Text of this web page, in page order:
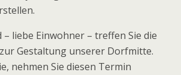
– liebe Einwohner – treffen Sie die
Gestaltung unserer Dorfmitte.
nehmen Sie diesen Termin